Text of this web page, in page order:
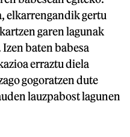
elkarrengandik gertu
garen lagunak
Izen baten babesa
erraztu diela
gogoratzen dute
lauzpabost lagunen